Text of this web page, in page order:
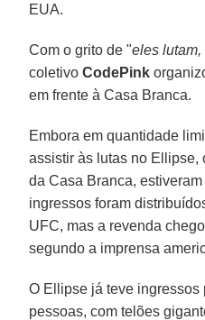
EUA.
Com o grito de "eles
coletivo CodePink
em frente à Casa Branca.
Embora em quantidade
assistir às lutas no Ellipse,
da Casa Branca,
ingressos foram
UFC, mas a revenda
segundo a imprensa
O Ellipse já teve ingressos
pessoas, com telões